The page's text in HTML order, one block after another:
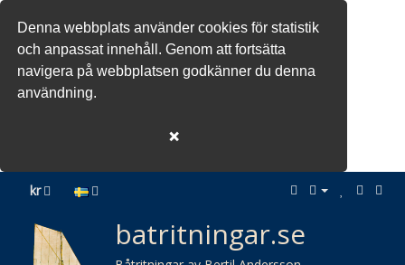
Denna webbplats använder cookies för statistik
och anpassat innehåll. Genom att fortsätta
navigera på webbplatsen godkänner du denna
användning.
❌
kr
batritningar.se